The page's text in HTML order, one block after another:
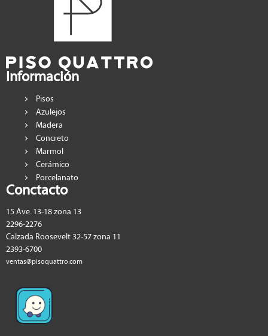
Información
Pisos
Azulejos
Madera
Concreto
Marmol
Cerámico
Porcelanato
Conctacto
15 Ave. 13-18 zona 13
2296-2276
Calzada Roosevelt 32-57 zona 11
2393-6700
ventas@pisoquattro.com